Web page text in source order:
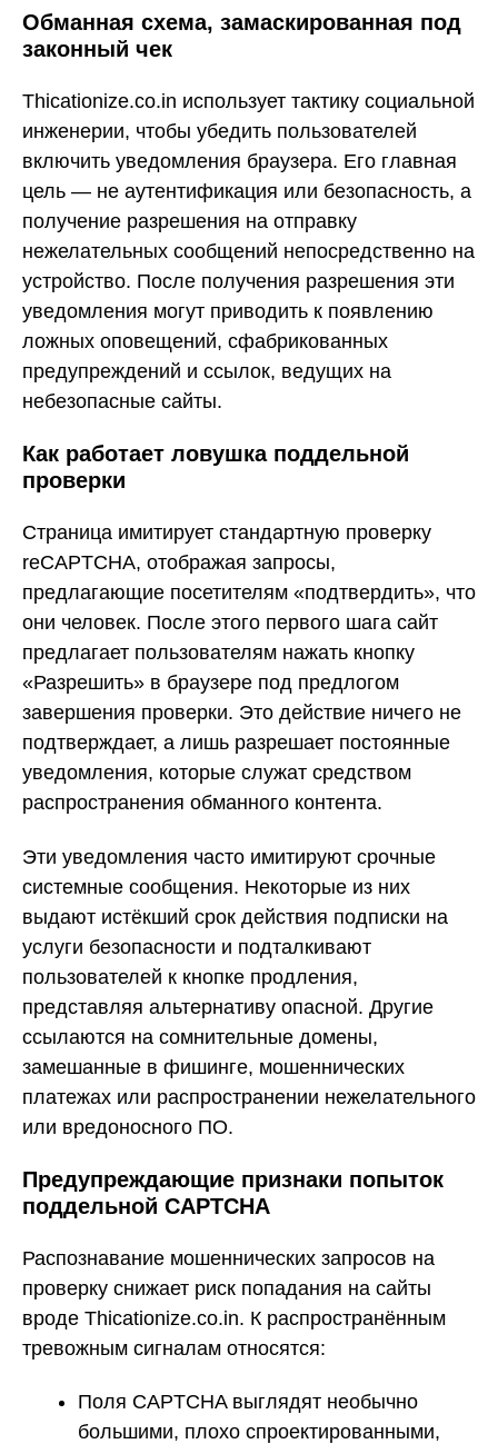
Обманная схема, замаскированная под
законный чек
Thicationize.co.in использует тактику социальной
инженерии, чтобы убедить пользователей
включить уведомления браузера. Его главная
цель — не аутентификация или безопасность, а
получение разрешения на отправку
нежелательных сообщений непосредственно на
устройство. После получения разрешения эти
уведомления могут приводить к появлению
ложных оповещений, сфабрикованных
предупреждений и ссылок, ведущих на
небезопасные сайты.
Как работает ловушка поддельной
проверки
Страница имитирует стандартную проверку
reCAPTCHA, отображая запросы,
предлагающие посетителям «подтвердить», что
они человек. После этого первого шага сайт
предлагает пользователям нажать кнопку
«Разрешить» в браузере под предлогом
завершения проверки. Это действие ничего не
подтверждает, а лишь разрешает постоянные
уведомления, которые служат средством
распространения обманного контента.
Эти уведомления часто имитируют срочные
системные сообщения. Некоторые из них
выдают истёкший срок действия подписки на
услуги безопасности и подталкивают
пользователей к кнопке продления,
представляя альтернативу опасной. Другие
ссылаются на сомнительные домены,
замешанные в фишинге, мошеннических
платежах или распространении нежелательного
или вредоносного ПО.
Предупреждающие признаки попыток
поддельной CAPTCHA
Распознавание мошеннических запросов на
проверку снижает риск попадания на сайты
вроде Thicationize.co.in. К распространённым
тревожным сигналам относятся:
Поля CAPTCHA выглядят необычно
большими, плохо спроектированными,